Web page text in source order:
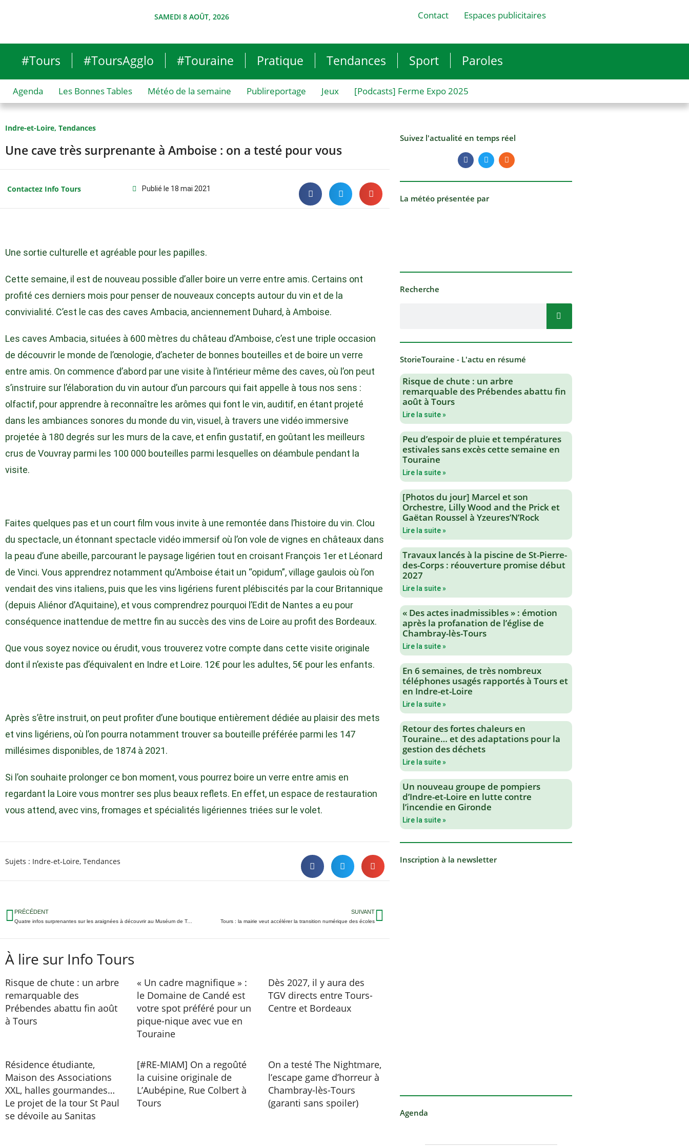
SAMEDI 8 AOÛT, 2026 Contact Espaces publicitaires
#Tours #ToursAgglo #Touraine Pratique Tendances Sport Paroles
Agenda Les Bonnes Tables Météo de la semaine Publireportage Jeux [Podcasts] Ferme Expo 2025
Indre-et-Loire, Tendances
Une cave très surprenante à Amboise : on a testé pour vous
Contactez Info Tours Publié le 18 mai 2021
Une sortie culturelle et agréable pour les papilles.
Cette semaine, il est de nouveau possible d’aller boire un verre entre amis. Certains ont
profité ces derniers mois pour penser de nouveaux concepts autour du vin et de la
convivialité. C’est le cas des caves Ambacia, anciennement Duhard, à Amboise.
Les caves Ambacia, situées à 600 mètres du château d’Amboise, c’est une triple occasion
de découvrir le monde de l’œnologie, d’acheter de bonnes bouteilles et de boire un verre
entre amis. On commence d’abord par une visite à l’intérieur même des caves, où l’on peut
s’instruire sur l’élaboration du vin autour d’un parcours qui fait appelle à tous nos sens :
olfactif, pour apprendre à reconnaître les arômes qui font le vin, auditif, en étant projeté
dans les ambiances sonores du monde du vin, visuel, à travers une vidéo immersive
projetée à 180 degrés sur les murs de la cave, et enfin gustatif, en goûtant les meilleurs
crus de Vouvray parmi les 100 000 bouteilles parmi lesquelles on déambule pendant la
visite.
Faites quelques pas et un court film vous invite à une remontée dans l’histoire du vin. Clou
du spectacle, un étonnant spectacle vidéo immersif où l’on vole de vignes en châteaux dans
la peau d’une abeille, parcourant le paysage ligérien tout en croisant François 1er et Léonard
de Vinci. Vous apprendrez notamment qu’Amboise était un “opidum”, village gaulois où l’on
vendait des vins italiens, puis que les vins ligériens furent plébiscités par la cour Britannique
(depuis Aliénor d’Aquitaine), et vous comprendrez pourquoi l’Edit de Nantes a eu pour
conséquence inattendue de mettre fin au succès des vins de Loire au profit des Bordeaux.
Que vous soyez novice ou érudit, vous trouverez votre compte dans cette visite originale
dont il n’existe pas d’équivalent en Indre et Loire. 12€ pour les adultes, 5€ pour les enfants.
Après s’être instruit, on peut profiter d’une boutique entièrement dédiée au plaisir des mets
et vins ligériens, où l’on pourra notamment trouver sa bouteille préférée parmi les 147
millésimes disponibles, de 1874 à 2021.
Si l’on souhaite prolonger ce bon moment, vous pourrez boire un verre entre amis en
regardant la Loire vous montrer ses plus beaux reflets. En effet, un espace de restauration
vous attend, avec vins, fromages et spécialités ligériennes triées sur le volet.
Sujets : Indre-et-Loire, Tendances
PRÉCÉDENT
Quatre infos surprenantes sur les araignées à découvrir au Muséum de Tours
SUIVANT
Tours : la mairie veut accélérer la transition numérique des écoles
À lire sur Info Tours
Risque de chute : un arbre
remarquable des
Prébendes abattu fin août
à Tours
« Un cadre magnifique » :
le Domaine de Candé est
votre spot préféré pour un
pique-nique avec vue en
Touraine
Dès 2027, il y aura des
TGV directs entre Tours-
Centre et Bordeaux
Résidence étudiante,
Maison des Associations
XXL, halles gourmandes…
Le projet de la tour St Paul
se dévoile au Sanitas
[#RE-MIAM] On a regoûté
la cuisine originale de
L’Aubépine, Rue Colbert à
Tours
On a testé The Nightmare,
l’escape game d’horreur à
Chambray-lès-Tours
(garanti sans spoiler)
Suivez l'actualité en temps réel
La météo présentée par
Recherche
StorieTouraine - L'actu en résumé
Risque de chute : un arbre
remarquable des Prébendes abattu fin
août à Tours
Lire la suite »
Peu d’espoir de pluie et températures
estivales sans excès cette semaine en
Touraine
Lire la suite »
[Photos du jour] Marcel et son
Orchestre, Lilly Wood and the Prick et
Gaëtan Roussel à Yzeures’N’Rock
Lire la suite »
Travaux lancés à la piscine de St-Pierre-
des-Corps : réouverture promise début
2027
Lire la suite »
« Des actes inadmissibles » : émotion
après la profanation de l’église de
Chambray-lès-Tours
Lire la suite »
En 6 semaines, de très nombreux
téléphones usagés rapportés à Tours et
en Indre-et-Loire
Lire la suite »
Retour des fortes chaleurs en
Touraine… et des adaptations pour la
gestion des déchets
Lire la suite »
Un nouveau groupe de pompiers
d’Indre-et-Loire en lutte contre
l’incendie en Gironde
Lire la suite »
Inscription à la newsletter
Agenda